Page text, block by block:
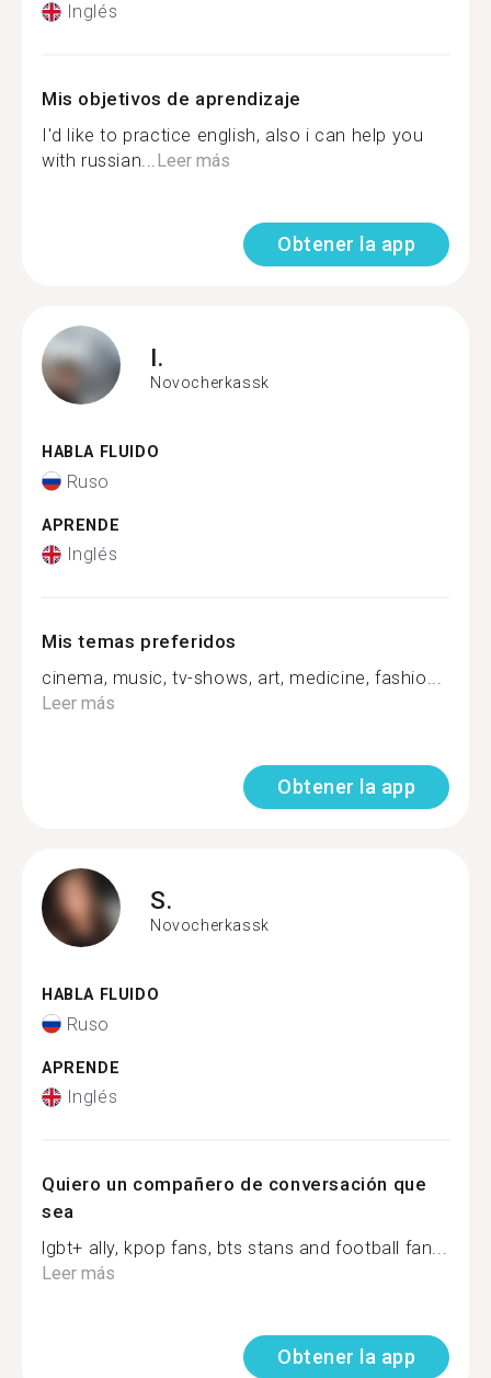
Inglés
Mis objetivos de aprendizaje
I'd like to practice english, also i can help you
with russian...Leer más
Obtener la app
I.
Novocherkassk
HABLA FLUIDO
Ruso
APRENDE
Inglés
Mis temas preferidos
cinema, music, tv-shows, art, medicine, fashio...
Leer más
Obtener la app
S.
Novocherkassk
HABLA FLUIDO
Ruso
APRENDE
Inglés
Quiero un compañero de conversación que
sea
lgbt+ ally, kpop fans, bts stans and football fan...
Leer más
Obtener la app